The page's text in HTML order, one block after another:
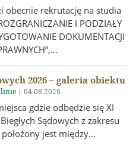
obecnie rekrutację na studia
I PODZIAŁY
DOKUMENTACJI
2026 – galeria obiektu
| 04.08.2026
gdzie odbędzie się XI
Sądowych z zakresu
jest między…